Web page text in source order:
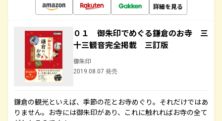
詳細を見る
０１ 御朱印でめぐる鎌倉のお寺 三
十三観音完全掲載 三訂版
御朱印
2019.08.07 発売
鎌倉の観光といえば、季節の花とお寺めぐり。それだけではあ
りません。お寺には御朱印があり、これに触れればお寺の全て